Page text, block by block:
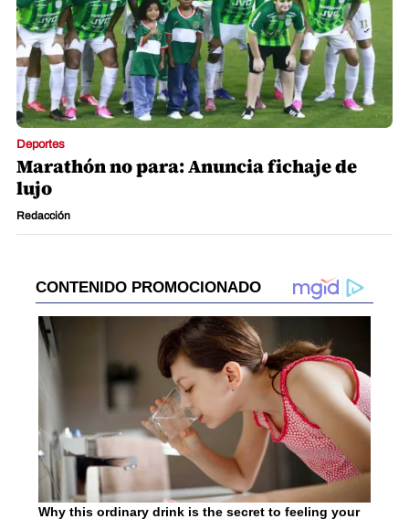
Deportes
Marathón no para: Anuncia fichaje de
lujo
Redacción